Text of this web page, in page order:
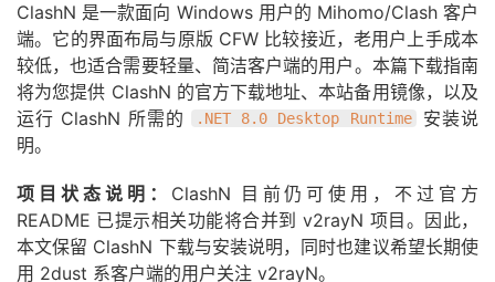
ClashN 是一款面向 Windows 用户的 Mihomo/Clash 客户
端。它的界面布局与原版 CFW 比较接近，老用户上手成本
较低，也适合需要轻量、简洁客户端的用户。本篇下载指南
将为您提供 ClashN 的官方下载地址、本站备用镜像，以及
运行 ClashN 所需的
.NET 8.0 Desktop Runtime
安装说
明。
项目状态说明： ClashN 目前仍可使用，不过官方
README 已提示相关功能将合并到 v2rayN 项目。因此，
本文保留 ClashN 下载与安装说明，同时也建议希望长期使
用 2dust 系客户端的用户关注 v2rayN。